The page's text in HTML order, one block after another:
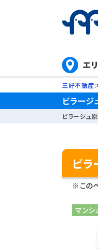
エ
三好不動産:
ビラージ
ビラージュ
ビ
※この
マンシ